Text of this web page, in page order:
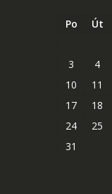
Po Út
3
4
10
11
17
18
24
25
31